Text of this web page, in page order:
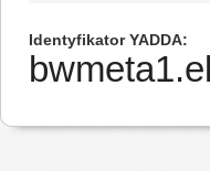
Identyfikator YADDA